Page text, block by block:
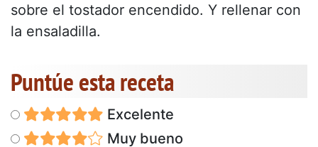
sobre el tostador encendido. Y rellenar con
la ensaladilla.
Puntúe esta receta
Excelente
Muy bueno